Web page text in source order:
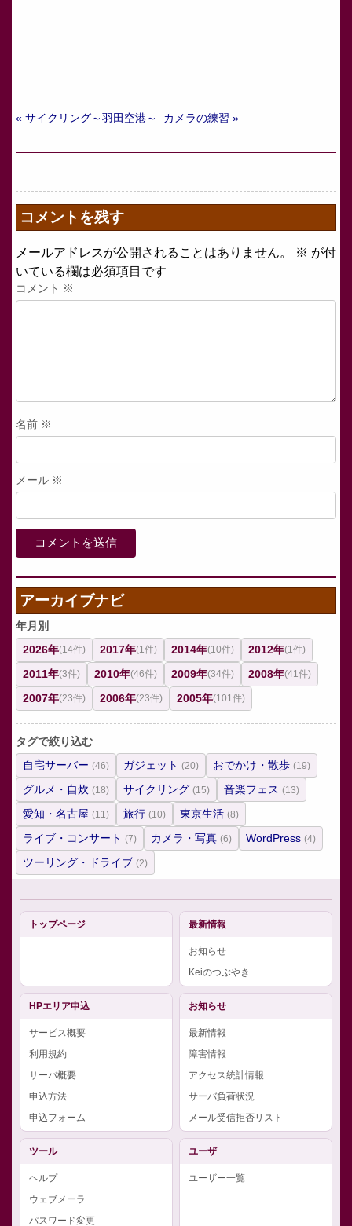
« サイクリング～羽田空港～ カメラの練習 »
コメントを残す
メールアドレスが公開されることはありません。 ※ が付
いている欄は必須項目です
コメント ※
名前 ※
メール ※
アーカイブナビ
年月別
2026年(14件) 2017年(1件) 2014年(10件) 2012年(1件)
2011年(3件) 2010年(46件) 2009年(34件) 2008年(41件)
2007年(23件) 2006年(23件) 2005年(101件)
タグで絞り込む
自宅サーバー (46) ガジェット (20) おでかけ・散歩 (19)
グルメ・自炊 (18) サイクリング (15) 音楽フェス (13)
愛知・名古屋 (11) 旅行 (10) 東京生活 (8)
ライブ・コンサート (7) カメラ・写真 (6) WordPress (4)
ツーリング・ドライブ (2)
トップページ 最新情報
お知らせ
Keiのつぶやき
HPエリア申込
サービス概要
利用規約
サーバ概要
申込方法
申込フォーム
お知らせ
最新情報
障害情報
アクセス統計情報
サーバ負荷状況
メール受信拒否リスト
ツール
ヘルプ
ウェブメーラ
パスワード変更
ユーザ
ユーザー一覧